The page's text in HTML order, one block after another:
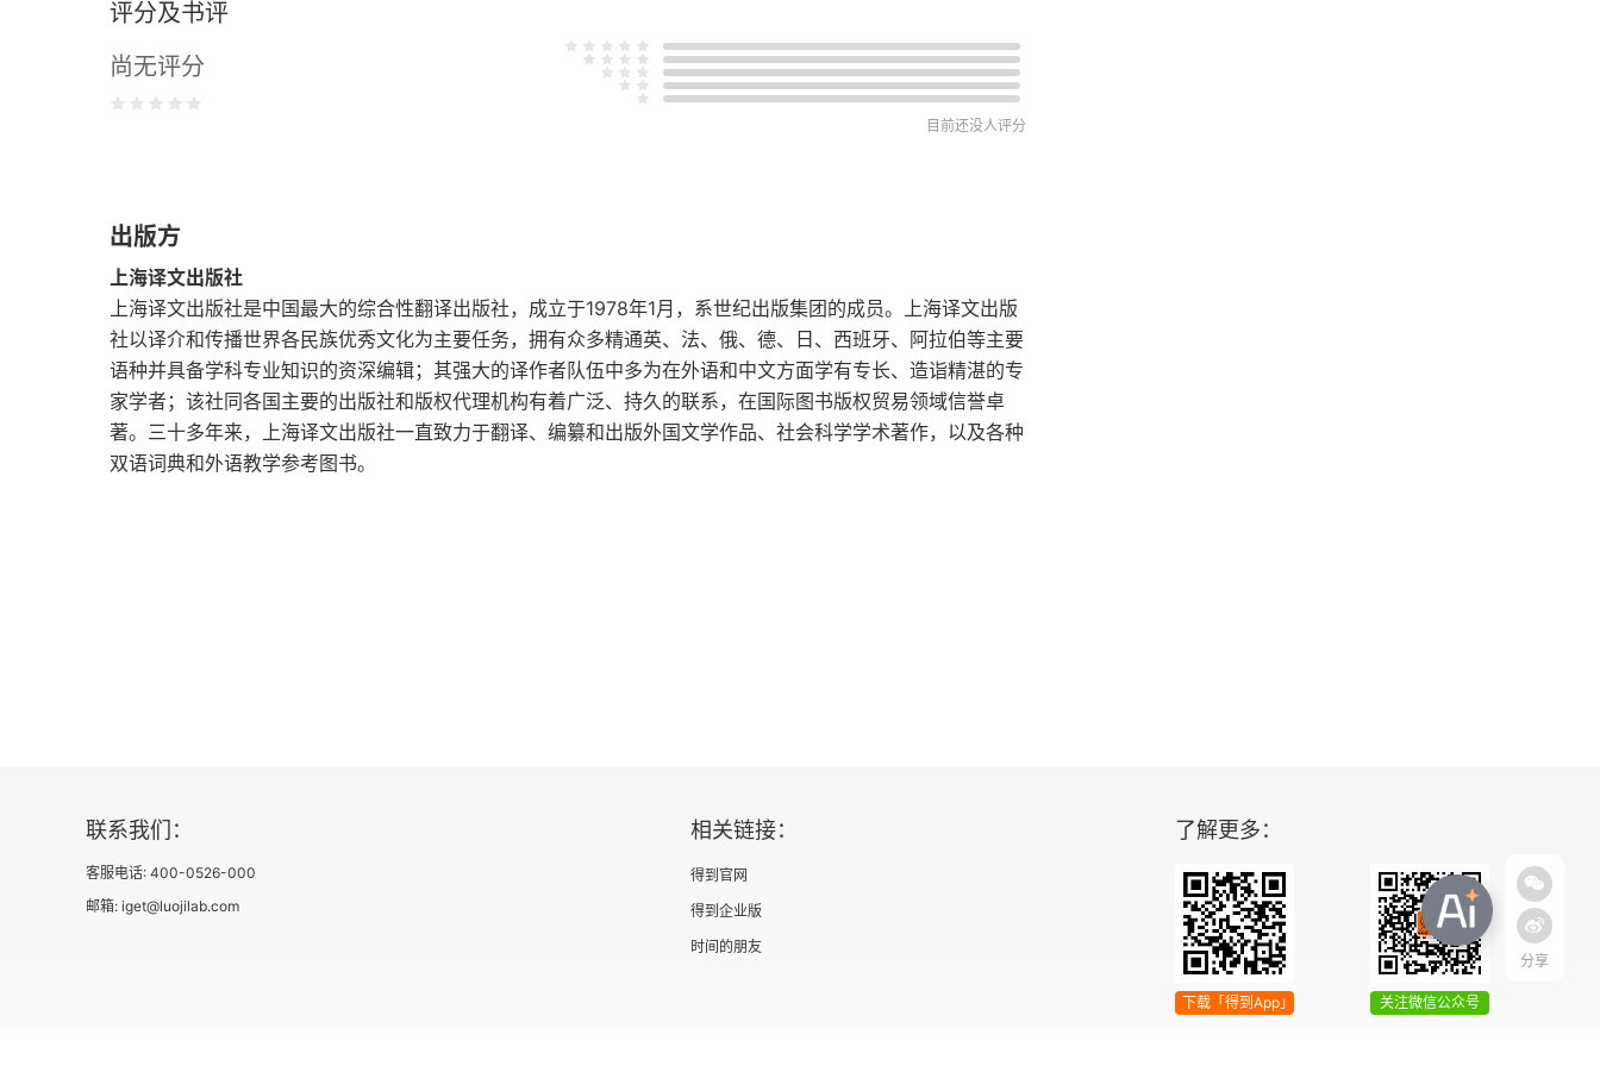
八
九
二
三
译后记
评分及书评
尚无评分
目前还没人评分
出版方
上海译文出版社
上海译文出版社是中国最大的综合性翻译出版社，成立于1978年1月，系世纪出版集团的成员。上海译文出版
社以译介和传播世界各民族优秀文化为主要任务，拥有众多精通英、法、俄、德、日、西班牙、阿拉伯等主要
语种并具备学科专业知识的资深编辑；其强大的译作者队伍中多为在外语和中文方面学有专长、造诣精湛的专
家学者；该社同各国主要的出版社和版权代理机构有着广泛、持久的联系，在国际图书版权贸易领域信誉卓
著。三十多年来，上海译文出版社一直致力于翻译、编纂和出版外国文学作品、社会科学学术著作，以及各种
双语词典和外语教学参考图书。
分享
联系我们：
客服电话: 400-0526-000
邮箱: iget@luojilab.com
相关链接：
得到官网
得到企业版
时间的朋友
了解更多：
下载「得到App」 关注微信公众号